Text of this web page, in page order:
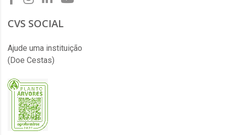
CVS SOCIAL
Ajude uma instituição
(Doe Cestas)